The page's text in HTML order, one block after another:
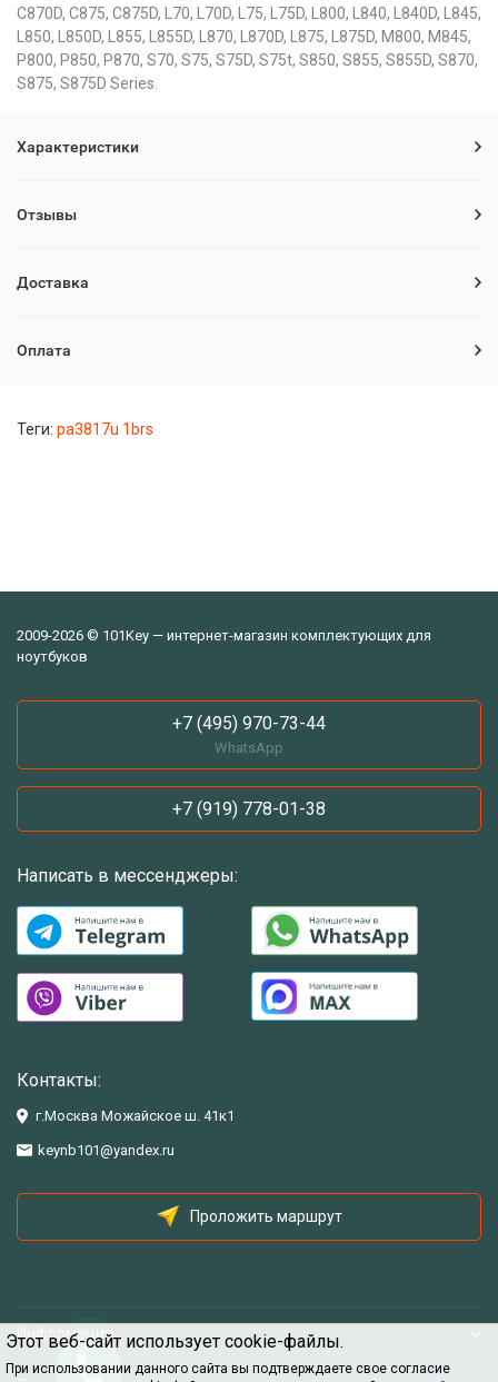
Этот веб-сайт использует cookie-файлы.
При использовании данного сайта вы подтверждаете свое согласие
C870D, C875, C875D, L70, L70D, L75, L75D, L800, L840, L840D, L845,
L850, L850D, L855, L855D, L870, L870D, L875, L875D, M800, M845,
P800, P850, P870, S70, S75, S75D, S75t, S850, S855, S855D, S870,
S875, S875D Series.
Характеристики
Отзывы
Доставка
Оплата
Теги: pa3817u 1brs
2009-2026 © 101Key — интернет-магазин комплектующих для
ноутбуков
+7 (495) 970-73-44
WhatsApp
+7 (919) 778-01-38
Написать в мессенджеры:
Контакты:
г.Москва Можайское ш. 41к1
keynb101@yandex.ru
Проложить маршрут
Информация